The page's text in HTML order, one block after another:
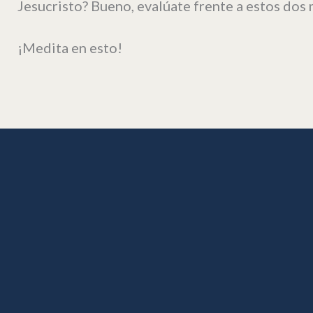
Jesucristo? Bueno, evalúate frente a estos dos
¡Medita en esto!